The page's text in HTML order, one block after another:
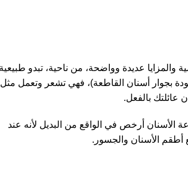
والمزايا عديدة وواضحة، من ناحية، تبدو
بجوار أسنان القاطعة)، فهي تشعر وتعمل مثل
عائلتك بالفعل.
الأسنان أرخص في الواقع من البديل لأنه عند
أطقم الأسنان والجسور.